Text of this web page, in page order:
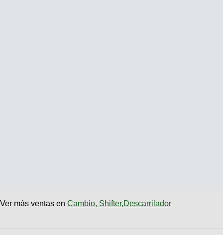
Ver más ventas en Cambio, Shifter,Descarrilador